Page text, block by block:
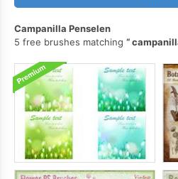
Campanilla Penselen
5 free brushes matching